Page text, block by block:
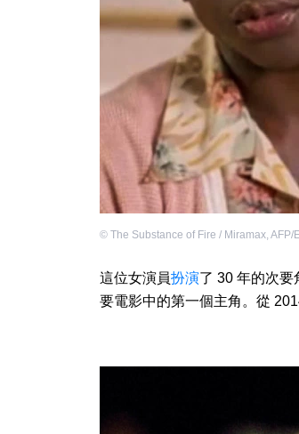
© The Substance of Fire / Miramax, AFP/
這位女演員扮演了 30 年的次要
要電影中的第一個主角。從